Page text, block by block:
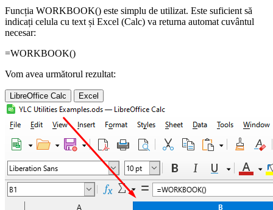
Funcția WORKBOOK() este simplu de utilizat. Este suficient să
indicați celula cu text și Excel (Calc) va returna automat cuvântul
necesar:
=WORKBOOK()
Vom avea următorul rezultat:
LibreOffice Calc Excel